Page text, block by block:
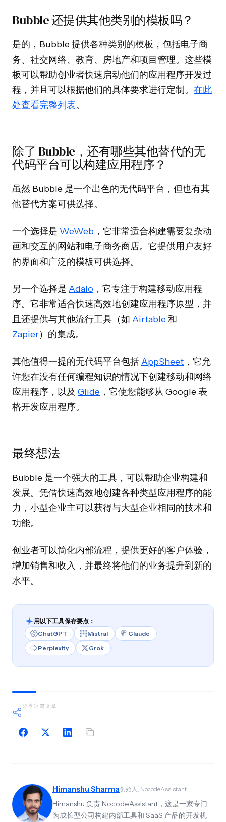
Bubble 还提供其他类别的模板吗？
是的，Bubble 提供各种类别的模板，包括电子商
务、社交网络、教育、房地产和项目管理。这些模
板可以帮助创业者快速启动他们的应用程序开发过
程，并且可以根据他们的具体要求进行定制。 在此
处查看完整列表。
除了 Bubble，还有哪些其他替代的无
代码平台可以构建应用程序？
虽然 Bubble 是一个出色的无代码平台，但也有其
他替代方案可供选择。
一个选择是 WeWeb ，它非常适合构建需要复杂动
画和交互的网站和电子商务商店。它提供用户友好
的界面和广泛的模板可供选择。
另一个选择是 Adalo ，它专注于构建移动应用程
序。它非常适合快速高效地创建应用程序原型，并
且还提供与其他流行工具（如 Airtable和
Zapier）的集成。
其他值得一提的无代码平台包括AppSheet ，它允
许您在没有任何编程知识的情况下创建移动和网络
应用程序，以及 Glide ，它使您能够从 Google 表
格开发应用程序。
最终想法
Bubble 是一个强大的工具，可以帮助企业构建和
发展。凭借快速高效地创建各种类型应用程序的能
力，小型企业主可以获得与大型企业相同的技术和
功能。
创业者可以简化内部流程，提供更好的客户体验，
增加销售和收入，并最终将他们的业务提升到新的
水平。
用以下工具保存要点：
ChatGPT
Mistral
Claude
Perplexity
Grok
分享这篇文章
Himanshu Sharma创始人, NocodeAssistant
Himanshu 负责 NocodeAssistant，这是一家专门
为成长型公司构建内部工具和 SaaS 产品的开发机